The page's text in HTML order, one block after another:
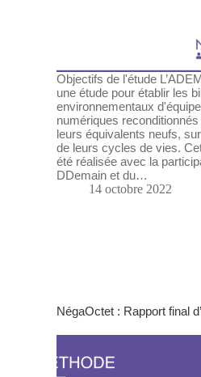
Objectifs de l'étude
une étude pour établir les
environnementaux
numériques
leurs équivalents neufs,
de leurs cycles de vies.
été réalisée avec la
DDemain et du…
14 octobre 2022
NégaOctet : Rapport final